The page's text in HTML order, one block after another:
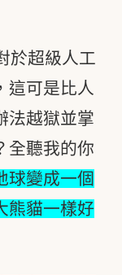
於超級人工
這可是比人
法越獄並掌
全聽我的你
球變成一個
熊貓一樣好